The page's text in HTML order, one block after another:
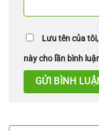
Lưu tên của
này cho lần bình